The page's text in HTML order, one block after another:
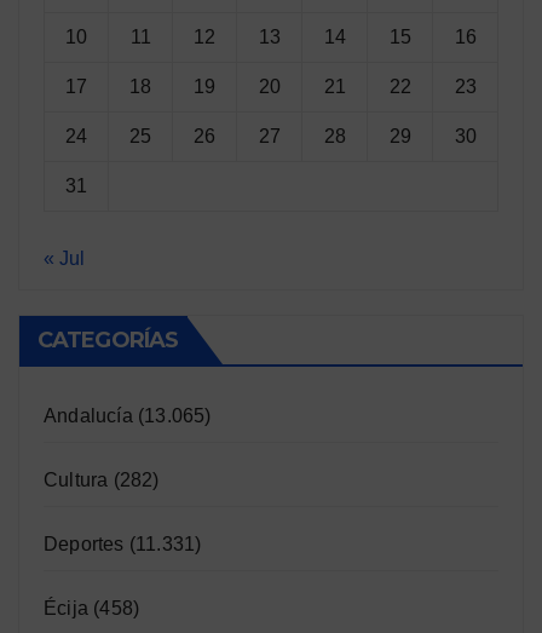
10 11 12 13 14 15 16
17 18 19 20 21 22 23
24 25 26 27 28 29 30
31
« Jul
CATEGORÍAS
Andalucía (13.065)
Cultura (282)
Deportes (11.331)
Écija (458)